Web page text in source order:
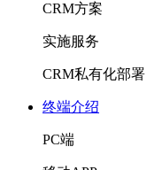
CRM方案
实施服务
CRM私有化部署
终端介绍
PC端